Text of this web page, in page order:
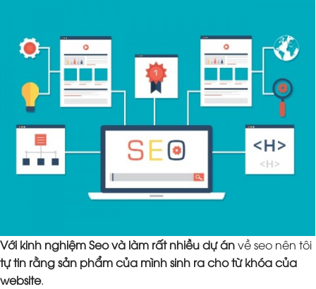
Với kinh nghiệm Seo và làm rất nhiều dự ánvề seo nên tôi
tự tin rằng sản phẩm của mình sinh ra cho từ khóa của
website.